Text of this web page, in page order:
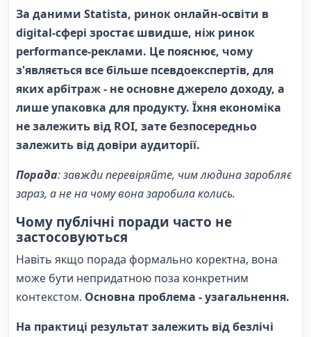
За даними Statista, ринок онлайн-освіти в
digital-сфері зростає швидше, ніж ринок
performance-реклами. Це пояснює, чому
з'являється все більше псевдоекспертів, для
яких арбітраж - не основне джерело доходу, а
лише упаковка для продукту. Їхня економіка
не залежить від ROI, зате безпосередньо
залежить від довіри аудиторії.
Порада: завжди перевіряйте, чим людина заробляє
зараз, а не на чому вона заробила колись.
Чому публічні поради часто не
застосовуються
Навіть якщо порада формально коректна, вона
може бути непридатною поза конкретним
контекстом. Основна проблема - узагальнення.
На практиці результат залежить від безлічі